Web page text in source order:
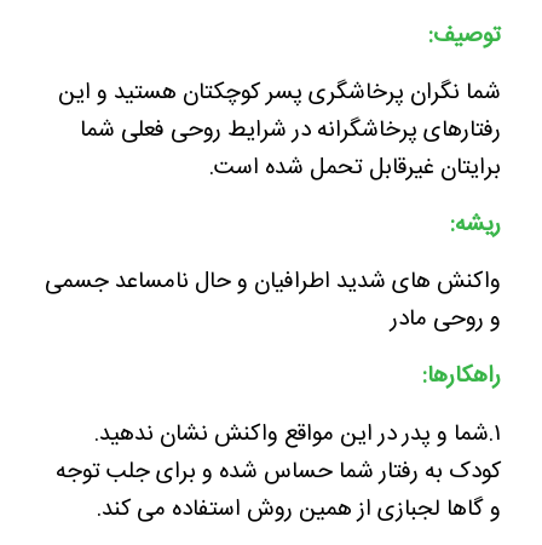
توصیف:
شما نگران پرخاشگری پسر کوچکتان هستید و این
رفتارهای پرخاشگرانه در شرایط روحی فعلی شما
برایتان غیرقابل تحمل شده است.
ریشه:
واکنش های شدید اطرافیان و حال نامساعد جسمی
و روحی مادر
راهکارها:
۱.شما و پدر در این مواقع واکنش نشان ندهید.
کودک به رفتار شما حساس شده و برای جلب توجه
و گاها لجبازی از همین روش استفاده می کند.